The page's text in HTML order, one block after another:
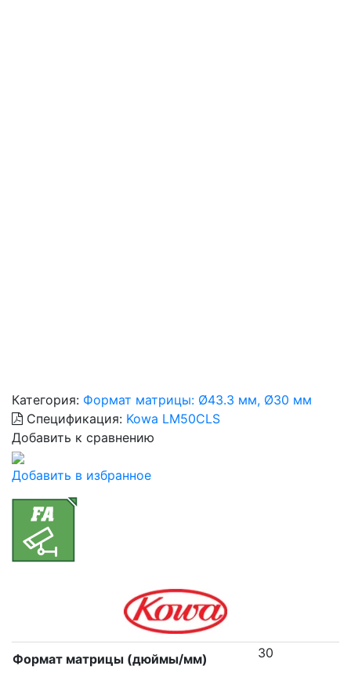
Категория: Формат матрицы: Ø43.3 мм, Ø30 мм
Спецификация: Kowa LM50CLS
Добавить к сравнению
Добавить в избранное
Формат матрицы (дюймы/мм) 30